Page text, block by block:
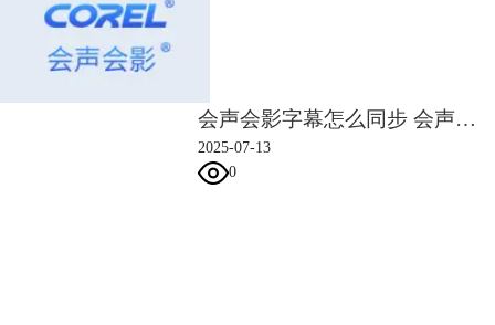
分为五大类：计算机、设备、网络、光盘和3D硬盘。每一类的视频格式
会声会影字幕怎么同步 会声会影字幕延迟怎么解决
2025-07-13
0